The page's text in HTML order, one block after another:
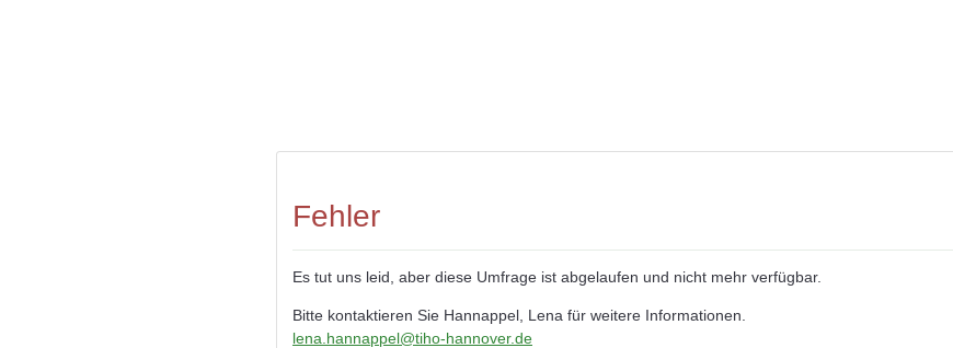
Fehler
Es tut uns leid, aber diese Umfrage ist abgelaufen und nicht mehr verfügbar.
Bitte kontaktieren Sie Hannappel, Lena für weitere Informationen.
lena.hannappel@tiho-hannover.de